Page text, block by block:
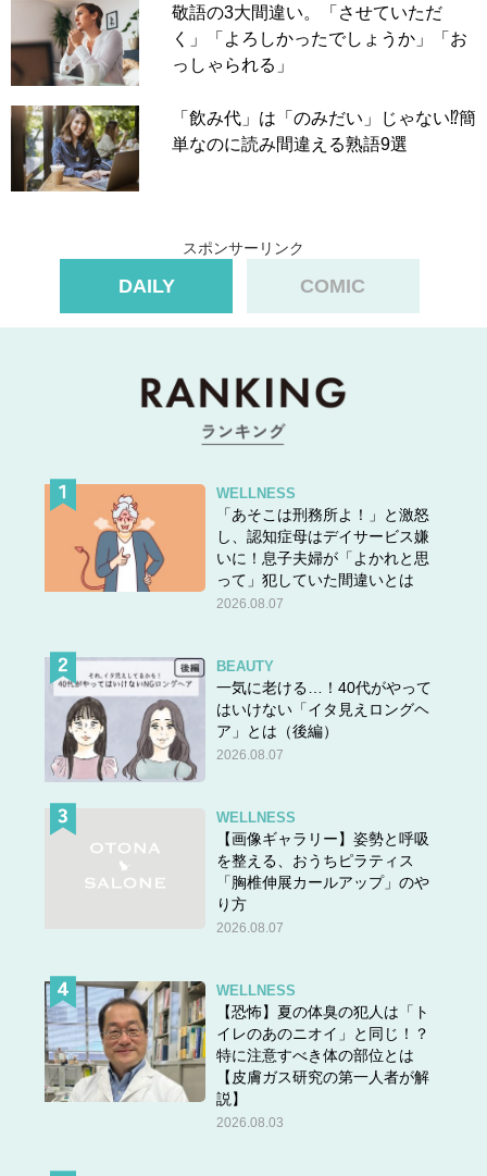
ょうもん」は漢字で「聴聞」と表します。
まずは正解を見てみましょう。
正解は……
「じんもん」です。
「訊問」は漢字で「尋問」とも表されます。「尋問」の表
記であれば、どこかで一度は目にしたことがあるのではな
① 問いただすこと。
② 特に、裁判官や警察官などが、証人や被告
人、被疑者などに口頭で質問すること。
出典元：精選版 日本国語大辞典
という意味です。
①たずねる。とう。きく。
出典元：訊｜漢字一字｜漢字ペディア
という意味をもち、
音読み ジン・シン
訓読み たず（ねる）・と（う）・き（く）・たよ
敬語の3大間違い。「させていただ
く」「よろしかったでしょうか」「お
っしゃられる」
「飲み代」は「のみだい」じゃない⁉簡
単なのに読み間違える熟語9選
スポンサーリンク
DAILY COMIC
WELLNESS
「あそこは刑務所よ！」と激怒
し、認知症母はデイサービス嫌
いに！息子夫婦が「よかれと思
って」犯していた間違いとは
2026.08.07
BEAUTY
一気に老ける…！40代がやって
はいけない「イタ見えロングヘ
ア」とは（後編）
2026.08.07
WELLNESS
【画像ギャラリー】姿勢と呼吸
を整える、おうちピラティス
「胸椎伸展カールアップ」のや
り方
2026.08.07
WELLNESS
【恐怖】夏の体臭の犯人は「ト
イレのあのニオイ」と同じ！？
特に注意すべき体の部位とは
【皮膚ガス研究の第一人者が解
説】
2026.08.03